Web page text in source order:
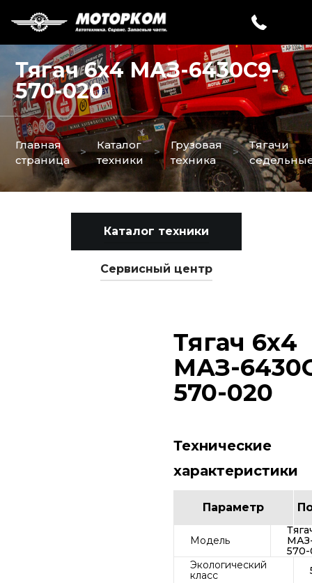
Тягач 6х4 МАЗ-6430C9-
570-020
Главная
страница
>
Каталог
техники
>
Грузовая
техника
>
Тягачи
Каталог техники
Сервисный центр
Тягач 6х4
МАЗ-
570-020
Технические
характеристики
Параметр
Модель
Экологический
класс